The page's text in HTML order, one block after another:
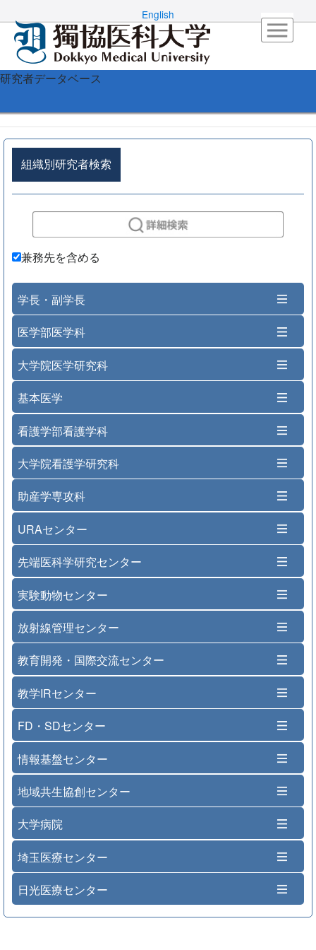
English
研究者データベース
組織別研究者検索
兼務先を含める
学長・副学長
医学部医学科
大学院医学研究科
基本医学
看護学部看護学科
大学院看護学研究科
助産学専攻科
URAセンター
先端医科学研究センター
実験動物センター
放射線管理センター
教育開発・国際交流センター
教学IRセンター
FD・SDセンター
情報基盤センター
地域共生協創センター
大学病院
埼玉医療センター
日光医療センター